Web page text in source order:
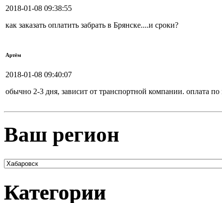
2018-01-08 09:38:55
как заказать оплатить забрать в Брянске....и сроки?
Артём
2018-01-08 09:40:07
обычно 2-3 дня, зависит от транспортной компании. оплата по
Ваш регион
Категории